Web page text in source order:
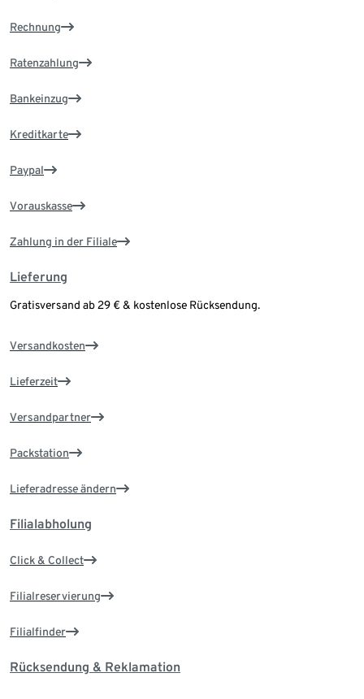
Rechnung
Ratenzahlung
Bankeinzug
Kreditkarte
Paypal
Vorauskasse
Zahlung in der Filiale
Lieferung
Gratisversand ab 29 € & kostenlose Rücksendung.
Versandkosten
Lieferzeit
Versandpartner
Packstation
Lieferadresse ändern
Filialabholung
Click & Collect
Filialreservierung
Filialfinder
Rücksendung & Reklamation